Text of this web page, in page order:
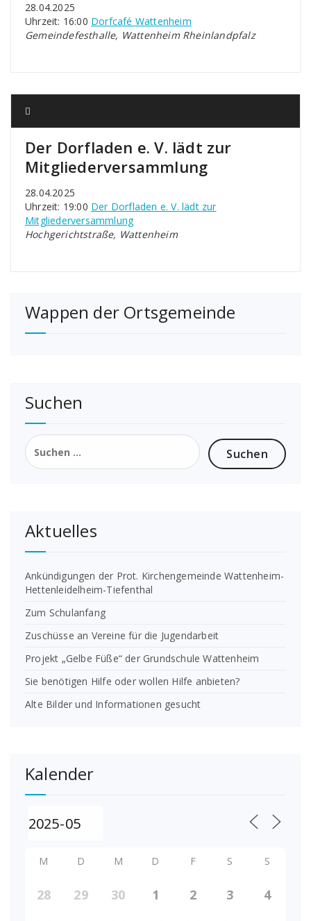
28.04.2025
Uhrzeit: 16:00 Dorfcafé Wattenheim
Gemeindefesthalle, Wattenheim Rheinlandpfalz
Der Dorfladen e. V. lädt zur
Mitgliederversammlung
28.04.2025
Uhrzeit: 19:00 Der Dorfladen e. V. lädt zur
Mitgliederversammlung
Hochgerichtstraße, Wattenheim
Wappen der Ortsgemeinde
Suchen
Suchen
nach:
Aktuelles
Ankündigungen der Prot. Kirchengemeinde Wattenheim-
Hettenleidelheim-Tiefenthal
Zum Schulanfang
Zuschüsse an Vereine für die Jugendarbeit
Projekt „Gelbe Füße“ der Grundschule Wattenheim
Sie benötigen Hilfe oder wollen Hilfe anbieten?
Alte Bilder und Informationen gesucht
Kalender
M D M D F S S
28 29 30 1 2 3 4